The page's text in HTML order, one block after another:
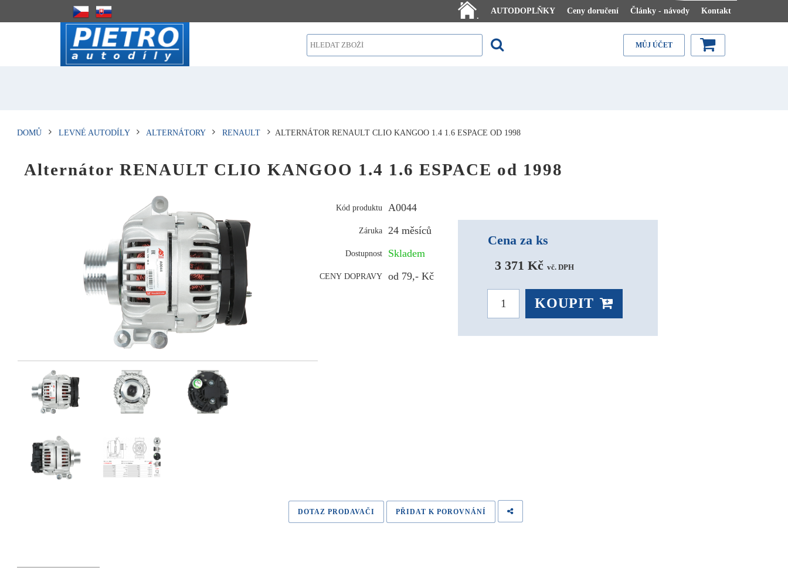
.
AUTODOPLŇKY Ceny doručení Články - návody Kontakt
MŮJ ÚČET
DOMŮ LEVNÉ AUTODÍLY ALTERNÁTORY RENAULT ALTERNÁTOR RENAULT CLIO KANGOO 1.4 1.6 ESPACE OD 1998
Alternátor RENAULT CLIO KANGOO 1.4 1.6 ESPACE od 1998
Kód produktu A0044
Záruka 24 měsíců
Dostupnost Skladem
CENY DOPRAVY od 79,- Kč
Cena za ks
3 371 Kč vč. DPH
KOUPIT
DOTAZ PRODAVAČI PŘIDAT K POROVNÁNÍ